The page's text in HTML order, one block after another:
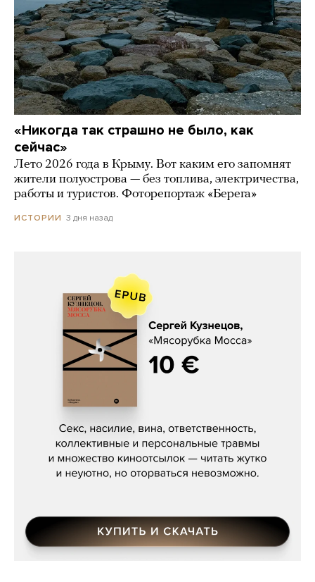
«Никогда так страшно не было, как
сейчас»
Лето 2026 года в Крыму. Вот каким его запомнят
жители полуострова — без топлива, электричества,
работы и туристов. Фоторепортаж «Берега»
ИСТОРИИ 3 дня назад
Сергей Кузнецов, «Мясорубка